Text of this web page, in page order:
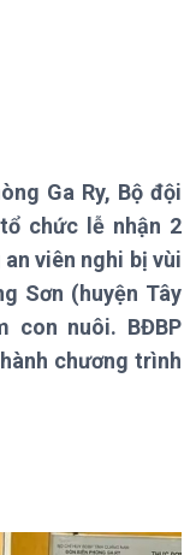
6h
12h
18h
21h30
Ga Ry, Bộ đội
chức lễ nhận 2
viên nghi bị vùi
Sơn (huyện Tây
con nuôi. BĐBP
chương trình